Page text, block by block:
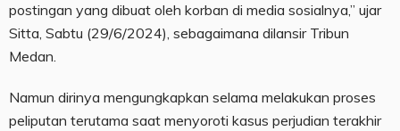
postingan yang dibuat oleh korban di media sosialnya,” ujar
Sitta, Sabtu (29/6/2024), sebagaimana dilansir Tribun
Medan.
Namun dirinya mengungkapkan selama melakukan proses
peliputan terutama saat menyoroti kasus perjudian terakhir